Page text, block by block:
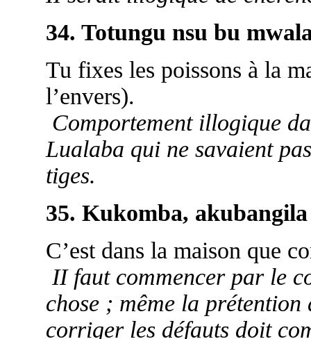
34. Totungu nsu bu
Tu fixes les poissons à la
l’envers).
Comportement illogique
Lualaba qui ne savaient
tiges.
35. Kukomba,
C’est dans la maison que
II faut commencer par le
chose ; même la
corriger les défauts doit